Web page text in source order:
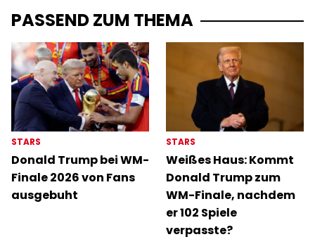
PASSEND ZUM THEMA
STARS
Donald Trump bei WM-
Finale 2026 von Fans
ausgebuht
STARS
Weißes Haus: Kommt
Donald Trump zum
WM-Finale, nachdem
er 102 Spiele
verpasste?